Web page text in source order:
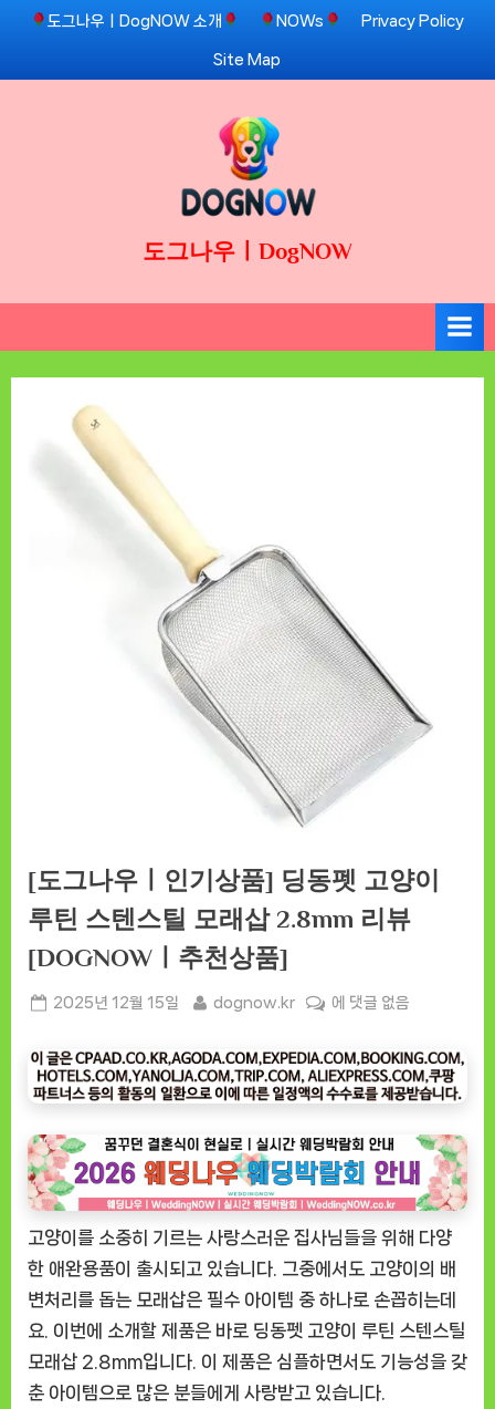
Skip
content
도그나우ㅣDogNOW 소개 NOWs Privacy Policy
Site Map
도그나우ㅣDogNOW
[도그나우ㅣ인기상품] 딩동펫 고양이
루틴 스텐스틸 모래삽 2.8mm 리뷰
[DOGNOWㅣ추천상품]
Posted
2025년 12월 15일 By
dognow.kr
[도
나
우
ㅣ
기
상
품]
딩
동
펫
고
이
루
에 댓글 없음
고양이를 소중히 기르는 사랑스러운 집사님들을 위해 다양
한 애완용품이 출시되고 있습니다. 그중에서도 고양이의 배
변처리를 돕는 모래삽은 필수 아이템 중 하나로 손꼽히는데
요. 이번에 소개할 제품은 바로 딩동펫 고양이 루틴 스텐스틸
모래삽 2.8mm입니다. 이 제품은 심플하면서도 기능성을 갖
춘 아이템으로 많은 분들에게 사랑받고 있습니다.